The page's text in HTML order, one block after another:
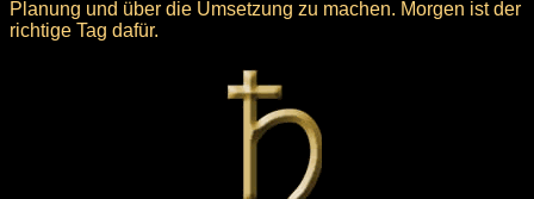
Planung und über die Umsetzung zu machen. Morgen ist der
richtige Tag dafür.